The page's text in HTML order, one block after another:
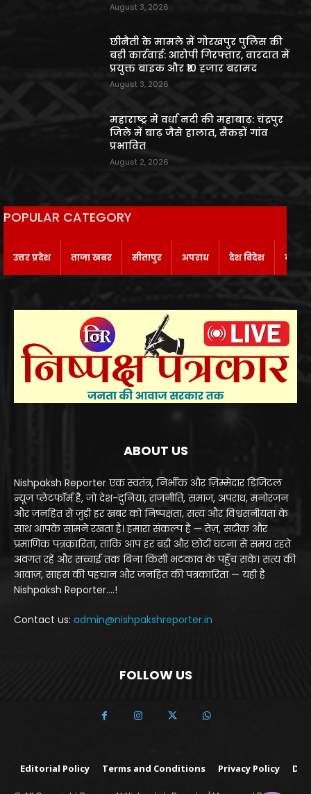
August 3, 2026
छीनैती के मामले में गोरखपुर पुलिस की
बड़ी कार्रवाई: आरोपी गिरफ्तार, वारदात में
प्रयुक्त बाइक और ₹10 हजार बरामद
August 3, 2026
महाराष्ट्र में वर्धा नदी की महाबाढ़: चंद्रपुर
जिले में बाढ़ जैसे हालात, सैकड़ों गांव
प्रभावित
August 2, 2026
POPULAR CATEGORY
उत्तर प्रदेश ताजा खबर सीतापुर अपराध देश विदेश
ABOUT US
Nishpaksh Reporter एक स्वतंत्र, निर्भीक और ज़िम्मेदार डिजिटल
न्यूज़ प्लेटफॉर्म है, जो देश-दुनिया, राजनीति, समाज, अपराध, मनोरंजन
और जनहित से जुड़ी हर खबर को निष्पक्षता, सत्य और विश्वसनीयता के
साथ आपके सामने रखता है। हमारा संकल्प है — तेज़, सटीक और
प्रमाणिक पत्रकारिता, ताकि आप हर बड़ी और छोटी घटना से समय रहते
अवगत रहें और सच्चाई तक बिना किसी भटकाव के पहुँच सकें। सत्य की
आवाज़, साहस की पहचान और जनहित की पत्रकारिता — यही है
Nishpaksh Reporter....!
Contact us: admin@nishpakshreporter.in
FOLLOW US
Editorial Policy Terms and Conditions Privacy Policy